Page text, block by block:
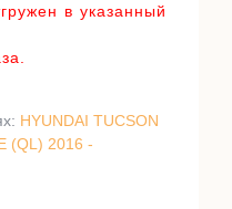
в указанный
HYUNDAI TUCSON
(QL) 2016 -